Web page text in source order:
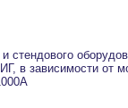
стендового
в зависимости от